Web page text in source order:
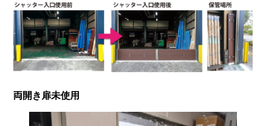
両開き扉未使用